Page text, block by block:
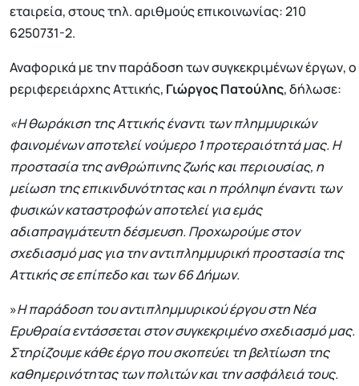
εταιρεία, στους τηλ. αριθμούς επικοινωνίας: 210
6250731-2.
Αναφορικά με την παράδοση των συγκεκριμένων έργων, ο
pεριφερειάρχης Αττικής, Γιώργος Πατούλης, δήλωσε:
«Η θωράκιση της Αττικής έναντι των πλημμυρικών
φαινομένων αποτελεί νούμερο 1 προτεραιότητά μας. Η
προστασία της ανθρώπινης ζωής και περιουσίας, η
μείωση της επικινδυνότητας και η πρόληψη έναντι των
φυσικών καταστροφών αποτελεί για εμάς
αδιαπραγμάτευτη δέσμευση. Προχωρούμε στον
σχεδιασμό μας για την αντιπλημμυρική προστασία της
Αττικής σε επίπεδο και των 66 Δήμων.
»Η παράδοση του αντιπλημμυρικού έργου στη Νέα
Ερυθραία εντάσσεται στον συγκεκριμένο σχεδιασμό μας.
Στηρίζουμε κάθε έργο που σκοπεύει τη βελτίωση της
καθημερινότητας των πολιτών και την ασφάλειά τους.